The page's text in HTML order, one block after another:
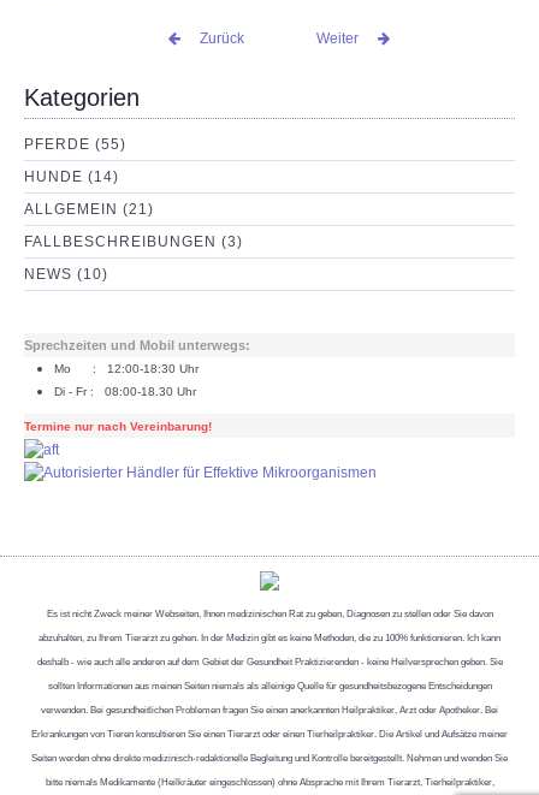
Zurück Weiter
Kategorien
PFERDE (55)
HUNDE (14)
ALLGEMEIN (21)
FALLBESCHREIBUNGEN (3)
NEWS (10)
Sprechzeiten und Mobil unterwegs:
Mo : 12:00-18:30 Uhr
Di - Fr : 08:00-18.30 Uhr
Termine nur nach Vereinbarung!
Es ist nicht Zweck meiner Webseiten, Ihnen medizinischen Rat zu geben, Diagnosen zu stellen oder Sie davon
abzuhalten, zu Ihrem Tierarzt zu gehen. In der Medizin gibt es keine Methoden, die zu 100% funktionieren. Ich kann
deshalb - wie auch alle anderen auf dem Gebiet der Gesundheit Praktizierenden - keine Heilversprechen geben. Sie
sollten Informationen aus meinen Seiten niemals als alleinige Quelle für gesundheitsbezogene Entscheidungen
verwenden. Bei gesundheitlichen Problemen fragen Sie einen anerkannten Heilpraktiker, Arzt oder Apotheker. Bei
Erkrankungen von Tieren konsultieren Sie einen Tierarzt oder einen Tierheilpraktiker. Die Artikel und Aufsätze meiner
Seiten werden ohne direkte medizinisch-redaktionelle Begleitung und Kontrolle bereitgestellt. Nehmen und wenden Sie
bitte niemals Medikamente (Heilkräuter eingeschlossen) ohne Absprache mit Ihrem Tierarzt, Tierheilpraktiker,